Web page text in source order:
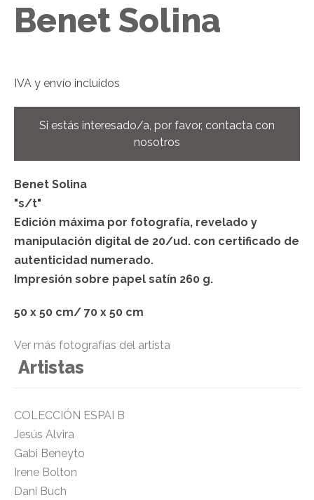
Artistas
COLECCIÓN ESPAI B
Jesús Alvira
Gabi Beneyto
Irene Bolton
Dani Buch
Benet Solina
IVA y envío incluidos
Si estás interesado/a, por favor, contacta con
nosotros
Benet Solina
"s/t"
Edición máxima por fotografía, revelado y
manipulación digital de 20/ud. con certificado de
autenticidad numerado.
Impresión sobre papel satín 260 g.
50 x 50 cm/ 70 x 50 cm
Ver más fotografías del artista